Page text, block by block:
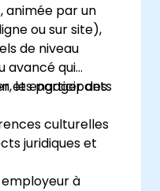
par un
ou sur site),
de niveau
avancé qui
et engager des
les participants
culturelles
juridiques et
à